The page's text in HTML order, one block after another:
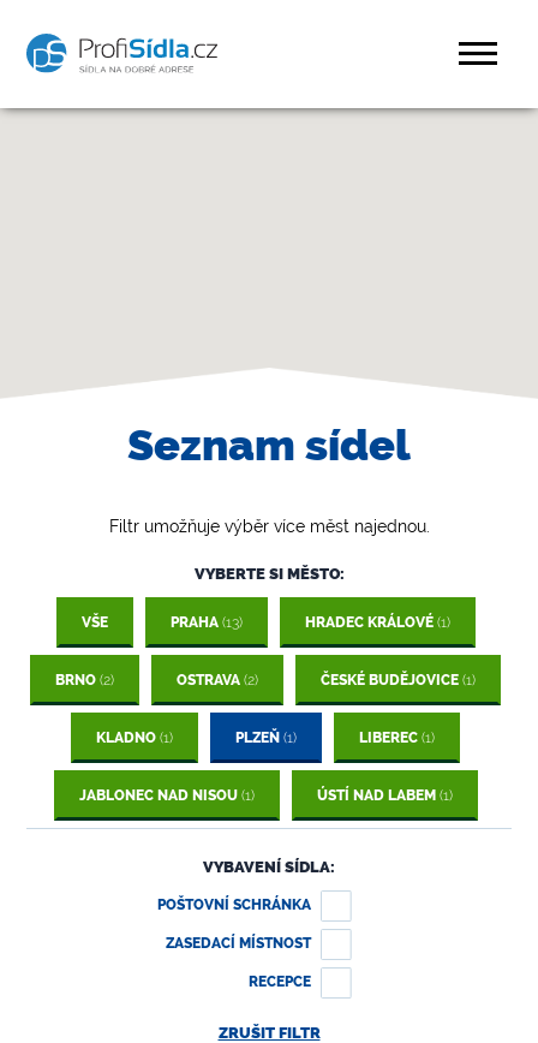
Seznam sídel
Filtr umožňuje výběr více měst najednou.
VYBERTE SI MĚSTO:
VŠE PRAHA (13) HRADEC KRÁLOVÉ (1)
BRNO (2) OSTRAVA (2) ČESKÉ BUDĚJOVICE (1)
KLADNO (1) PLZEŇ (1) LIBEREC (1)
JABLONEC NAD NISOU (1) ÚSTÍ NAD LABEM (1)
VYBAVENÍ SÍDLA:
POŠTOVNÍ SCHRÁNKA
ZASEDACÍ MÍSTNOST
RECEPCE
ZRUŠIT FILTR